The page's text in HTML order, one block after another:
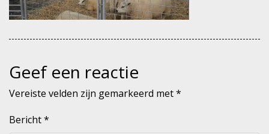
Geef een reactie
Vereiste velden zijn gemarkeerd met*
Bericht*